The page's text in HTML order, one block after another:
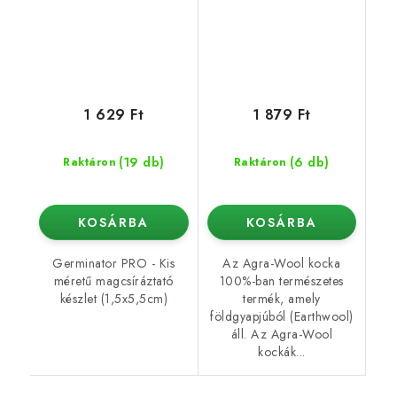
Raktáron (19 db)
1 629 Ft
KOSÁRBA
Germinator PRO - Kis
méretű magcsíráztató
készlet (1,5x5,5cm)
Raktáron (6 db)
1 879 Ft
KOSÁRBA
Az Agra-Wool kocka
100%-ban természetes
termék, amely
földgyapjúból (Earthwool)
áll. Az Agra-Wool
kockák...